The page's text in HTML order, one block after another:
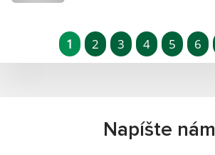
1 2 3 4 5 6
Napíšte nám